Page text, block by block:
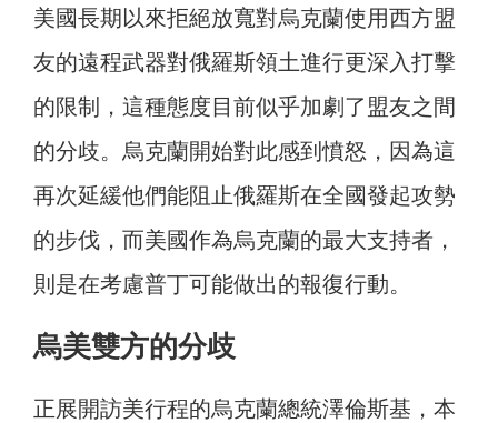
美國長期以來拒絕放寬對烏克蘭使用西方盟
友的遠程武器對俄羅斯領土進行更深入打擊
的限制，這種態度目前似乎加劇了盟友之間
的分歧。烏克蘭開始對此感到憤怒，因為這
再次延緩他們能阻止俄羅斯在全國發起攻勢
的步伐，而美國作為烏克蘭的最大支持者，
則是在考慮普丁可能做出的報復行動。
烏美雙方的分歧
正展開訪美行程的烏克蘭總統澤倫斯基，本